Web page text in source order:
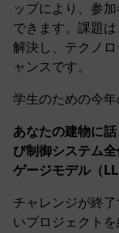
ップにより、参
できます。課題
解決し、テクノ
ャンスです。
学生のための今年
あなたの建物に
び制御システム
ゲージモデル（
チャレンジが終
いプロジェクト